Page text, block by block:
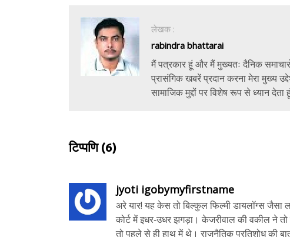
लेखक :
rabindra bhattarai
मैं पत्रकार हूं और मैं मुख्यतः दैनिक
प्रासंगिक खबरें प्रदान करना मेरा मुख्य
सामाजिक मुद्दों पर विशेष रूप से ध्यान देता
टिप्पणि (6)
jyoti igobymyfirstname
अरे यार! यह केस तो बिल्कुल फिल्मी डायलॉग्स जैसा
कोर्ट में इधर‑उधर झगड़ा। केजरीवाल की वकील ने
तो पहले से ही हाथ में थे। राजनैतिक प्रतिशोध की